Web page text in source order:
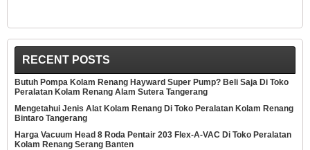
RECENT POSTS
Butuh Pompa Kolam Renang Hayward Super Pump? Beli Saja Di Toko
Peralatan Kolam Renang Alam Sutera Tangerang
Mengetahui Jenis Alat Kolam Renang Di Toko Peralatan Kolam Renang
Bintaro Tangerang
Harga Vacuum Head 8 Roda Pentair 203 Flex-A-VAC Di Toko Peralatan
Kolam Renang Serang Banten